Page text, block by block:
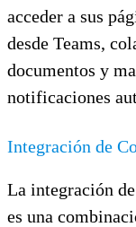
acceder a sus
desde Teams,
documentos y
notificaciones
Integración de
La integración
es una